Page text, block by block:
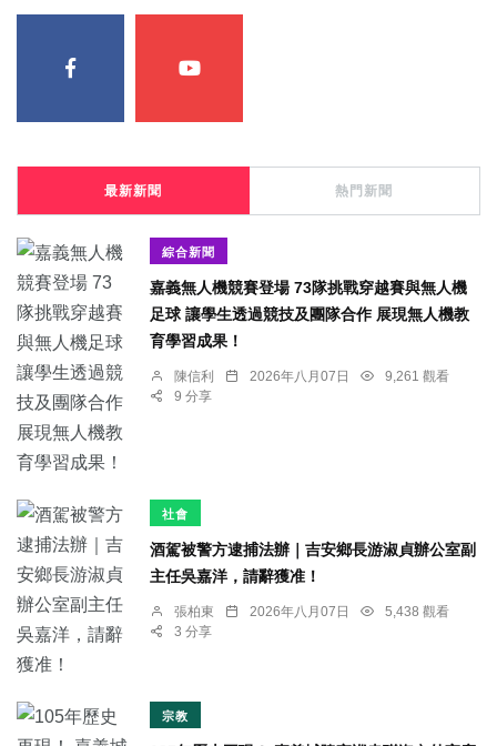
最新新聞 熱門新聞
綜合新聞
嘉義無人機競賽登場 73隊挑戰穿越賽與無人機
足球 讓學生透過競技及團隊合作 展現無人機教
育學習成果！
陳信利 2026年八月07日
9,261 觀看
9 分享
社會
酒駕被警方逮捕法辦｜吉安鄉長游淑貞辦公室副
主任吳嘉洋，請辭獲准！
張柏東 2026年八月07日
5,438 觀看
3 分享
宗教